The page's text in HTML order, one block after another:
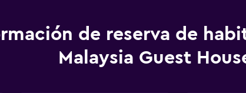
Wifi
de reserva de
Malaysia Guest